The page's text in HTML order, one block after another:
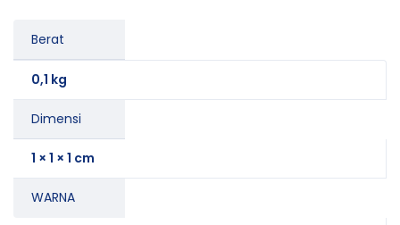
Berat
0,1 kg
Dimensi
1 × 1 × 1 cm
WARNA